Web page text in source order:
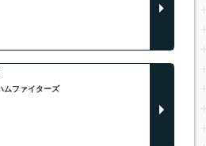
ムファイターズ